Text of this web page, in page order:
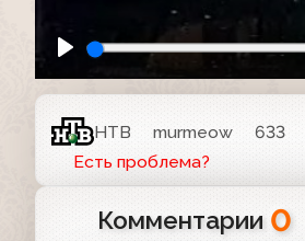
НТВ murmeow 633
Есть проблема?
Комментарии 0